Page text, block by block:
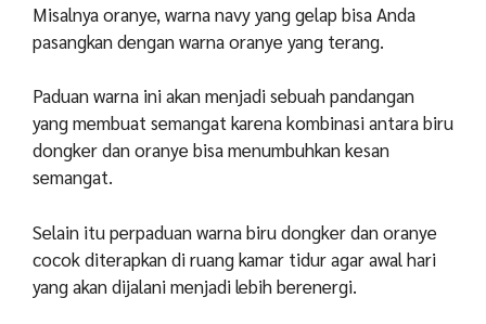
Misalnya oranye, warna navy yang gelap bisa Anda
pasangkan dengan warna oranye yang terang.
Paduan warna ini akan menjadi sebuah pandangan
yang membuat semangat karena kombinasi antara biru
dongker dan oranye bisa menumbuhkan kesan
semangat.
Selain itu perpaduan warna biru dongker dan oranye
cocok diterapkan di ruang kamar tidur agar awal hari
yang akan dijalani menjadi lebih berenergi.